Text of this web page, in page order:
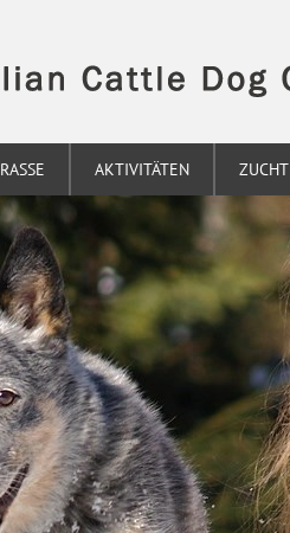
RASSE AKTIVITÄTEN ZUCHT